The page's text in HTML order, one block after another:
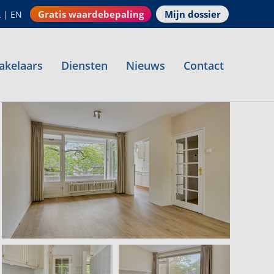
| EN Gratis waardebepaling Mijn dossier
Diensten Nieuws Contact